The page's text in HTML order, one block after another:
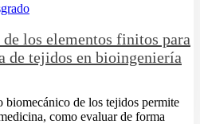
los elementos finitos para
de tejidos en bioingeniería
de los tejidos permite
como evaluar de forma